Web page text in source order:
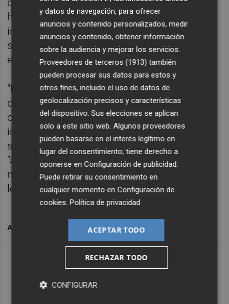
que el cantanteFranciscointerpretara el
himno regional al finalizar el acto
institucional del 9 d'Octubre. "Queremos
saber cuánto ha cobrado (...) y en qué se
está gastando el dinero", ha exigido.
"Mazón nos sorprendió en esa vena artística
de cantantes poco actuales. Y visto que
cuando venden entradas no funcionan, les
invita al Palau", ha expuesto el síndic
socialista, que ha subrayado que las
"aspiraciones legítimas de Mazón con la
música no se pueden pagar con el dinero de
los valencianos".
ARCHIVADO EN
y datos de navegación, para ofrecer
anuncios y contenido personalizados, medir
anuncios y contenido, obtener información
sobre la audiencia y mejorar los servicios.
Proveedores de terceros (1913) también
pueden procesar sus datos para estos y
otros fines, incluido el uso de datos de
geolocalización precisos y características
del dispositivo. Sus elecciones se aplican
solo a este sitio web. Algunos proveedores
pueden basarse en el interés legítimo en
lugar del consentimiento; tiene derecho a
oponerse enConfiguración de publicidad.
Puede retirar su consentimiento en
cualquier momento enConfiguración de
cookies.Política de privacidad
ACEPTAR TODO
RECHAZAR TODO
CONFIGURAR